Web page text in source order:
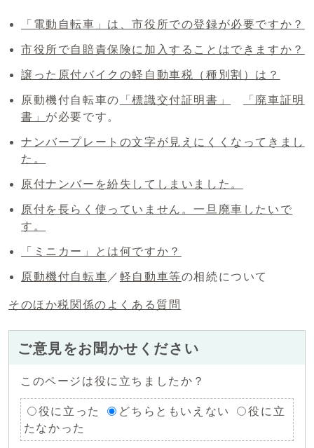
「電動自転車」は、市役所での登録が必要ですか？
市役所で自賠責保険に加入することはできますか？
譲った原付バイクの軽自動車税（種別割）は？
原動機付自転車の 「標識交付証明書」
「廃車証明
書」 が必要です。
ナンバープレートの文字が見えにくくなってきまし
た。
原付ナンバーを紛失してしまいました。
原付を長らく使っていません。一旦廃車したいで
す。
「ミニカー」とは何ですか？
原動機付自転車 ／ 軽自動車等の相続について
そのほか税関係のよくある質問
ご意見をお聞かせください
このページは役に立ちましたか？
役に立った どちらともいえない
役に立
たなかった